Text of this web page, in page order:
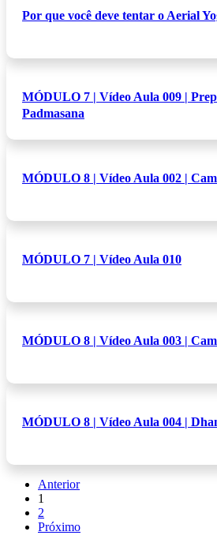
Por que você deve tentar o Aerial
MÓDULO 7 | Vídeo Aula 009 |
Padmasana
MÓDULO 8 | Vídeo Aula 002 |
MÓDULO 7 | Vídeo Aula 010
MÓDULO 8 | Vídeo Aula 003 |
MÓDULO 8 | Vídeo Aula 004 |
Anterior
1
2
Próximo